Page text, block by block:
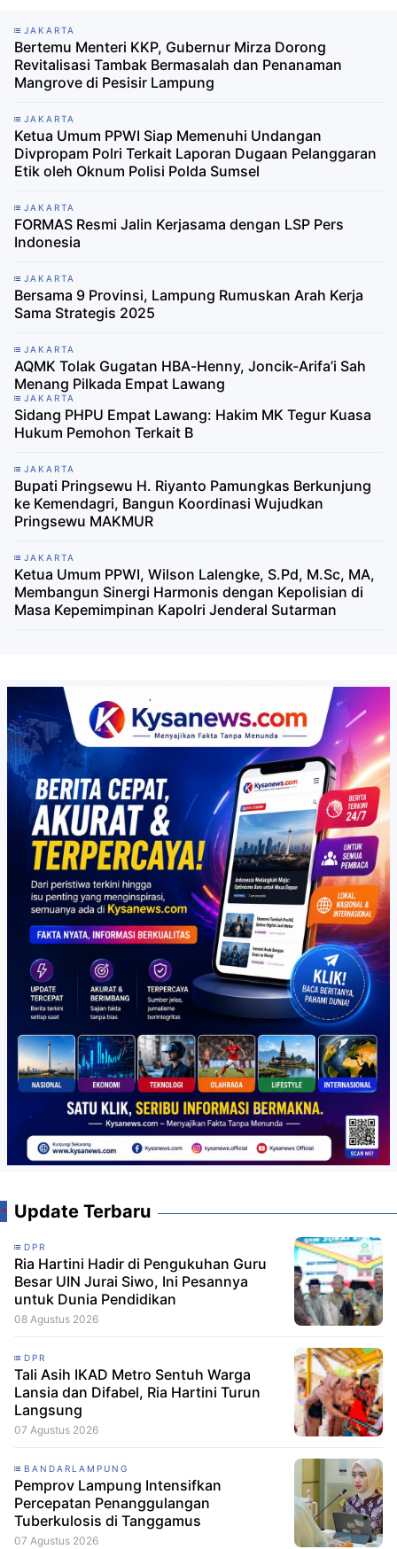
JAKARTA
Bertemu Menteri KKP, Gubernur Mirza Dorong
Revitalisasi Tambak Bermasalah dan Penanaman
Mangrove di Pesisir Lampung
JAKARTA
Ketua Umum PPWI Siap Memenuhi Undangan
Divpropam Polri Terkait Laporan Dugaan Pelanggaran
Etik oleh Oknum Polisi Polda Sumsel
JAKARTA
FORMAS Resmi Jalin Kerjasama dengan LSP Pers
Indonesia
JAKARTA
Bersama 9 Provinsi, Lampung Rumuskan Arah Kerja
Sama Strategis 2025
JAKARTA
AQMK Tolak Gugatan HBA-Henny, Joncik-Arifa’i Sah
Menang Pilkada Empat Lawang
JAKARTA
Sidang PHPU Empat Lawang: Hakim MK Tegur Kuasa
Hukum Pemohon Terkait B
JAKARTA
Bupati Pringsewu H. Riyanto Pamungkas Berkunjung
ke Kemendagri, Bangun Koordinasi Wujudkan
Pringsewu MAKMUR
JAKARTA
Ketua Umum PPWI, Wilson Lalengke, S.Pd, M.Sc, MA,
Membangun Sinergi Harmonis dengan Kepolisian di
Masa Kepemimpinan Kapolri Jenderal Sutarman
Update Terbaru
DPR
Ria Hartini Hadir di Pengukuhan Guru
Besar UIN Jurai Siwo, Ini Pesannya
untuk Dunia Pendidikan
08 Agustus 2026
DPR
Tali Asih IKAD Metro Sentuh Warga
Lansia dan Difabel, Ria Hartini Turun
Langsung
07 Agustus 2026
BANDARLAMPUNG
Pemprov Lampung Intensifkan
Percepatan Penanggulangan
Tuberkulosis di Tanggamus
07 Agustus 2026